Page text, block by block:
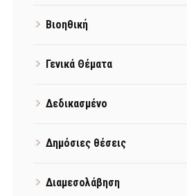
Βιοηθική
Γενικά Θέματα
Δεδικασμένο
Δημόσιες θέσεις
Διαμεσολάβηση